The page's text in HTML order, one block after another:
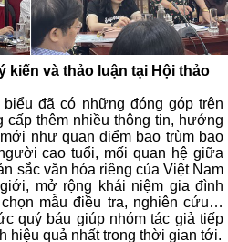
kiến và thảo luận tại Hội thảo
đã có những đóng góp trên
cấp thêm nhiều thông tin, hướng
như quan điểm bao trùm bao
cao tuổi, mối quan hệ giữa
sắc văn hóa riêng của Việt Nam
mở rộng khái niệm gia đình
mẫu điều tra, nghiên cứu…
quý báu giúp nhóm tác giả tiếp
hiệu quả nhất trong thời gian tới.